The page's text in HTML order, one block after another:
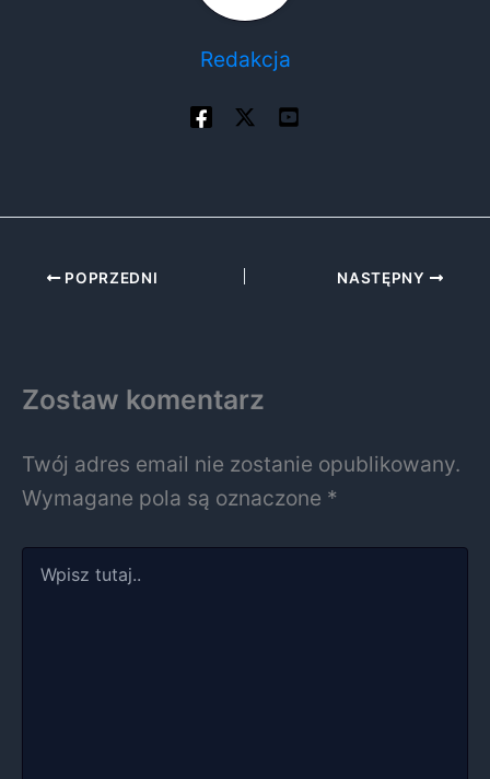
Redakcja
POPRZEDNI NASTĘPNY
Zostaw komentarz
Twój adres email nie zostanie opublikowany.
Wymagane pola są oznaczone *
tutaj..